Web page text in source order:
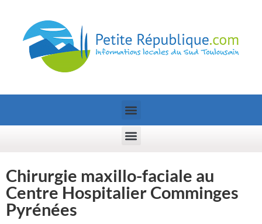
Chirurgie maxillo-faciale au
Centre Hospitalier Comminges
Pyrénées